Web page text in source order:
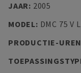
JAAR: 2005
MODEL: DMC 75 V
PRODUCTIE-UREN